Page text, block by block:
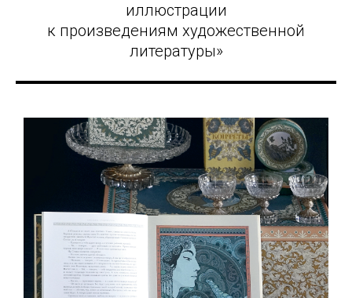
иллюстрации
к произведениям художественной
литературы»